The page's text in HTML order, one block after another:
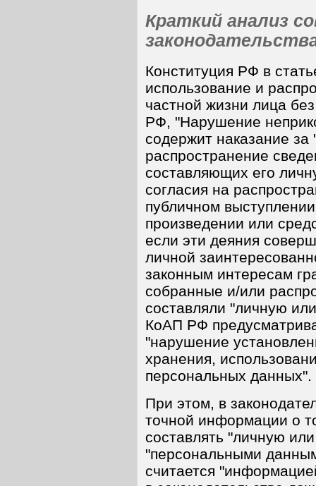
Краткий анализ
Конституция РФ в
использование и
частной жизни лица
РФ, "Нарушение
содержит наказание
распространение
составляющих его
согласия на
публичном
произведении или
если эти деяния
личной
законным интересам
собранные и/или
составляли "личную
КоАП РФ
"нарушение
хранения,
персональных данных".
При этом, в
точной информации о
составлять "личную
"персональными
считается